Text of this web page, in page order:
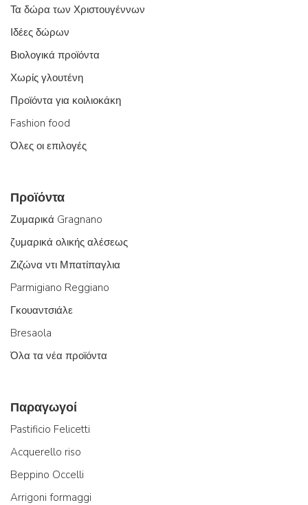
Τα δώρα των Χριστουγέννων
Ιδέες δώρων
Βιολογικά προϊόντα
Χωρίς γλουτένη
Προϊόντα για κοιλιοκάκη
Fashion food
Όλες οι επιλογές
Προϊόντα
Ζυμαρικά Gragnano
ζυμαρικά ολικής αλέσεως
Ζιζώνα ντι Μπατίπαγλια
Parmigiano Reggiano
Γκουαντσιάλε
Bresaola
Όλα τα νέα προϊόντα
Παραγωγοί
Pastificio Felicetti
Acquerello riso
Beppino Occelli
Arrigoni formaggi